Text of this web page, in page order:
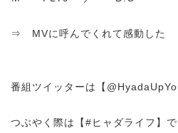
⇒ MVに呼んでくれて感動した
番組ツイッターは【
つぶやく際は【#ヒャダライフ】